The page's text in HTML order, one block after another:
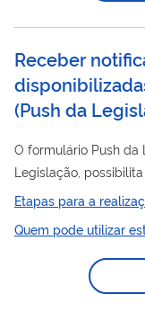
Receber
(Push da
O formulário Push da
Legislação,
informações
normativos de
federal, assinados
no Diário Oficial da
Etapas para a
Quem pode utilizar